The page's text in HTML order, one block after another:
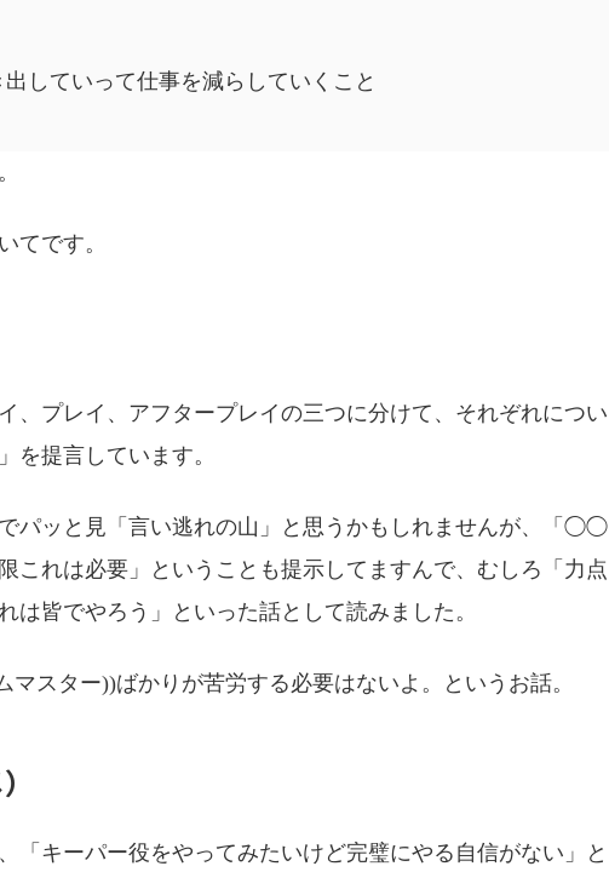
していって仕事を減らしていくこと
てです。
、プレイ、アフタープレイの三つに分けて、それぞれについ
を提言しています。
でパッと見「言い逃れの山」と思うかもしれませんが、「◯◯
これは必要」ということも提示してますんで、むしろ「力点
は皆でやろう」といった話として読みました。
マスター))ばかりが苦労する必要はないよ。というお話。
「キーパー役をやってみたいけど完璧にやる自信がない」と